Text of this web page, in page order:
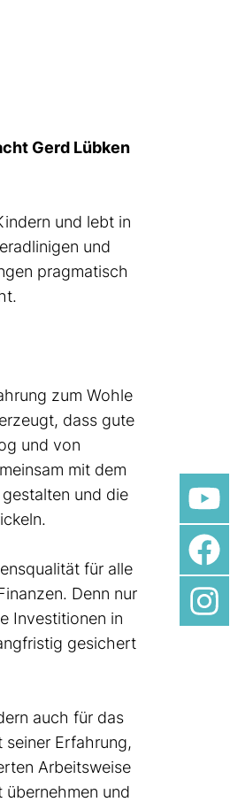
Gerd Lübken
und lebt in
und
pragmatisch
zum Wohle
dass gute
und von
mit dem
und die
für alle
Denn nur
Investitionen in
gesichert
auch für das
seiner Erfahrung,
Arbeitsweise
und